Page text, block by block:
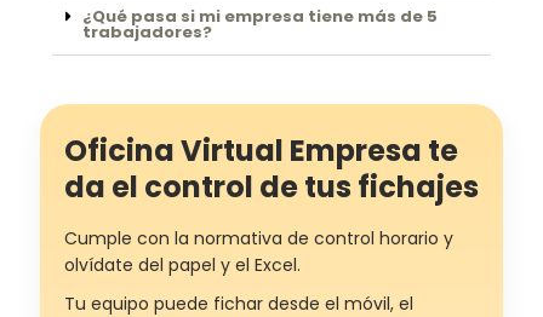
¿Qué pasa si mi empresa tiene más de 5
trabajadores?
Oficina Virtual Empresa te
da el control de tus fichajes
Cumple con la normativa de control horario y
olvídate del papel y el Excel.
Tu equipo puede fichar desde el móvil, el